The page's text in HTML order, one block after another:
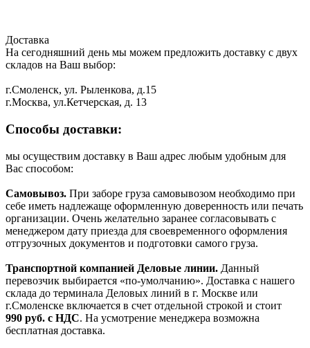
Доставка
На сегодняшний день мы можем предложить доставку с двух
складов на Ваш выбор:
г.Смоленск, ул. Рыленкова, д.15
г.Москва, ул.Кетчерская, д. 13
Способы доставки:
мы осуществим доставку в Ваш адрес любым удобным для
Вас способом:
Самовывоз. При заборе груза самовывозом необходимо при
себе иметь надлежаще оформленную доверенность или печать
организации. Очень желательно заранее согласовывать с
менеджером дату приезда для своевременного оформления
отгрузочных документов и подготовки самого груза.
Транспортной компанией Деловые линии. Данный
перевозчик выбирается «по-умолчанию». Доставка с нашего
склада до терминала Деловых линий в г. Москве или
г.Смоленске включается в счет отдельной строкой и стоит
990 руб. с НДС. На усмотрение менеджера возможна
бесплатная доставка.